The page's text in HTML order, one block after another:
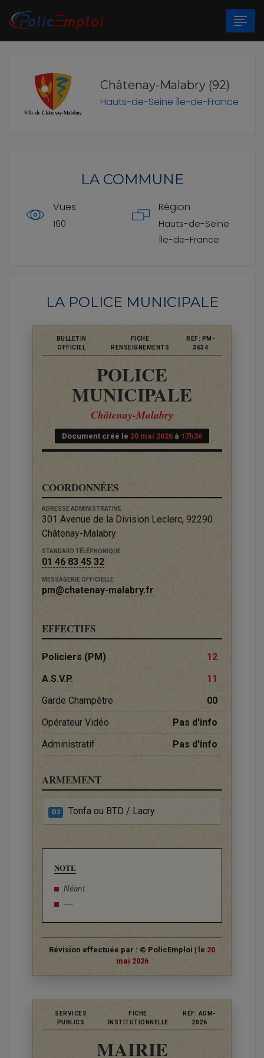
submenu (Les Polices Municipales)
submenu (A propos)
Châtenay-Malabry (92)
Hauts-de-Seine Île-de-France
LA COMMUNE
Vues
160
Région
Hauts-de-Seine
Île-de-France
LA POLICE MUNICIPALE
BULLETIN
OFFICIEL
FICHE
RENSEIGNEMENTS
RÉF: PM-
3634
POLICE
MUNICIPALE
Châtenay-Malabry
Document créé le 20 mai 2026 à 17h36
COORDONNÉES
ADRESSE ADMINISTRATIVE
301 Avenue de la Division Leclerc, 92290
Châtenay-Malabry
STANDARD TÉLÉPHONIQUE
01 46 83 45 32
MESSAGERIE OFFICIELLE
pm@chatenay-malabry.fr
EFFECTIFS
Policiers (PM)
12
A.S.V.P.
11
Garde Champêtre
00
Opérateur Vidéo
Pas d'info
Administratif
Pas d'info
ARMEMENT
D2 Tonfa ou BTD / Lacry
NOTE
Néant
----
Révision effectuée par : © PolicEmploi | le 20
mai 2026
SERVICES
PUBLICS
FICHE
INSTITUTIONNELLE
RÉF: ADM-
2026
MAIRIE